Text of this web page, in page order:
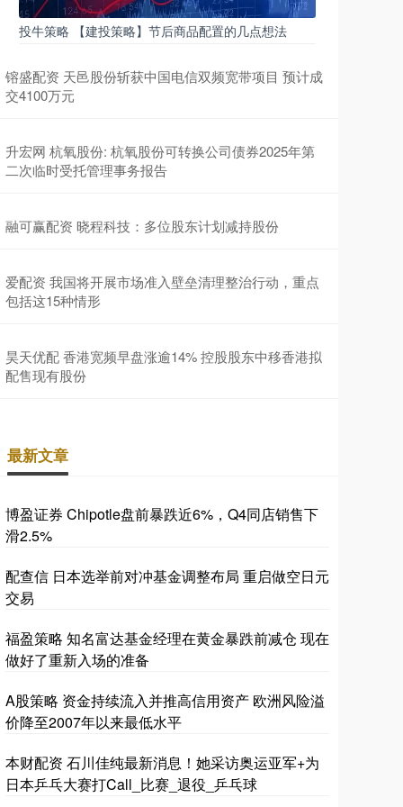
投牛策略 【建投策略】节后商品配置的几点想法
镕盛配资 天邑股份斩获中国电信双频宽带项目 预计成
交4100万元
升宏网 杭氧股份: 杭氧股份可转换公司债券2025年第
二次临时受托管理事务报告
融可赢配资 晓程科技：多位股东计划减持股份
爱配资 我国将开展市场准入壁垒清理整治行动，重点
包括这15种情形
昊天优配 香港宽频早盘涨逾14% 控股股东中移香港拟
配售现有股份
最新文章
博盈证券 Chipotle盘前暴跌近6%，Q4同店销售下
滑2.5%
配查信 日本选举前对冲基金调整布局 重启做空日元
交易
福盈策略 知名富达基金经理在黄金暴跌前减仓 现在
做好了重新入场的准备
A股策略 资金持续流入并推高信用资产 欧洲风险溢
价降至2007年以来最低水平
本财配资 石川佳纯最新消息！她采访奥运亚军+为
日本乒乓大赛打Call_比赛_退役_乒乓球